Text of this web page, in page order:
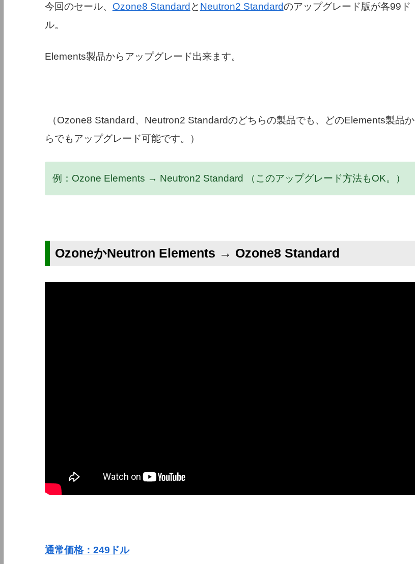
今回のセール、 Ozone8 Standardと Neutron2 Standardのアップグレード版が各99ド
ル。
Elements製品からアップグレード出来ます。
（Ozone8 Standard、Neutron2 Standardのどちらの製品でも、どのElements製品か
らでもアップグレード可能です。）
例：Ozone Elements → Neutron2 Standard （このアップグレード方法もOK。）
OzoneかNeutron Elements → Ozone8 Standard
通常価格：249ドル